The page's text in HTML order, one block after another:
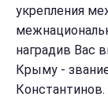
укрепления
наградив Вас
Крыму -
Константинов.